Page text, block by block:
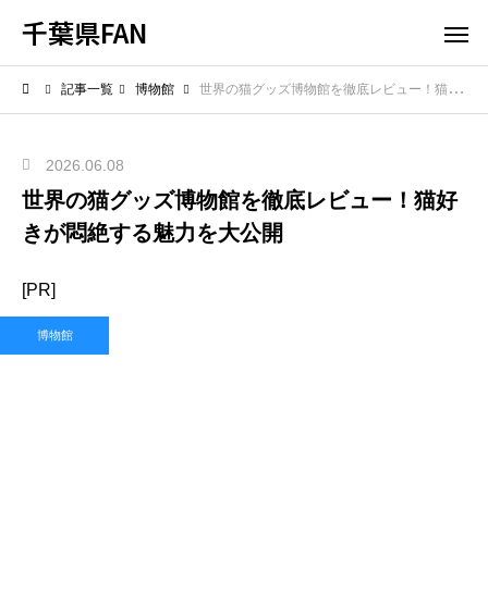
千葉県FAN
記事一覧 博物館 世界の猫グッズ博物館を徹底レビュー！猫好きが悶絶する魅力を大公開
2026.06.08
世界の猫グッズ博物館を徹底レビュー！猫好
きが悶絶する魅力を大公開
[PR]
博物館